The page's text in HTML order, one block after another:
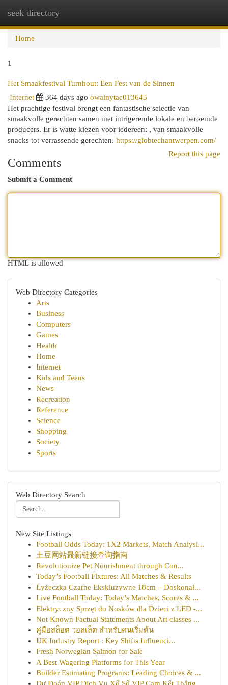
seek directory
Home
1
Het Smaakfestival Turnhout: Een Fest van de Sinnen
Internet
364 days ago owainytac013645
Het prachtige festival brengt een fantastische selectie van
smaakvolle gerechten samen met intrigerende lokale en beroemde
producers. Er is watte kiezen voor iedereen: , van smaakvolle
snacks tot verrassende gerechten. https://globtechantwerpen.com/
Report this page
Comments
Submit a Comment
HTML is allowed
Web Directory Categories
Arts
Business
Computers
Games
Health
Home
Internet
Kids and Teens
News
Recreation
Reference
Science
Shopping
Society
Sports
Web Directory Search
New Site Listings
Football Odds Today: 1X2 Markets, Match Analysi...
土豆网站最新链接查询指南
Revolutionize Pet Nourishment through Con...
Today’s Football Fixtures: All Matches & Results
Łyżeczka Czarne Ekskluzywne 18cm – Doskonał...
Live Football Today: Today’s Matches, Scores & ...
Elektryczny Sprzęt do Nosków dla Dzieci z LED -...
Not Known Factual Statements About Art classes ...
คู่มือสล็อต วอลเล็ต สำหรับคนเริ่มต้น
UK Industry Report : Key Shifts Influenci...
Fresh Norwegian Salmon for Sale
A Best Wagering Platforms for This Year
Builder Estimating Programs: Leading Choices & ...